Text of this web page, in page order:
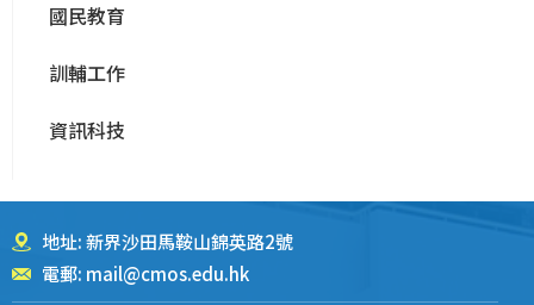
國民教育
訓輔工作
資訊科技
地址: 新界沙田馬鞍山錦英路2號
電郵: mail@cmos.edu.hk